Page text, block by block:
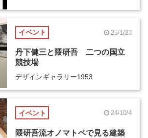
イベント 25/1/23
丹下健三と隈研吾 二つの国立
競技場
デザインギャラリー1953
イベント 24/10/4
隈研吾流オノマトペで見る建築